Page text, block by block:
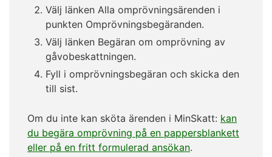
Välj länken Alla omprövningsärenden i
punkten Omprövningsbegäranden.
Välj länken Begäran om omprövning av
gåvobeskattningen.
Fyll i omprövningsbegäran och skicka den
till sist.
Om du inte kan sköta ärenden i MinSkatt: kan
du begära omprövning på en pappersblankett
eller på en fritt formulerad ansökan.